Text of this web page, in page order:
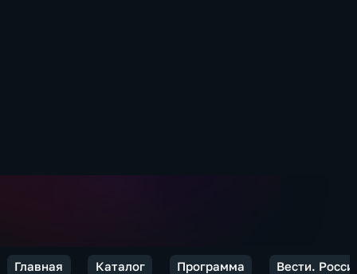
Главная Каталог Программа Вести.